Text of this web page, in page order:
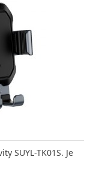
SUYL-TK01S. Je